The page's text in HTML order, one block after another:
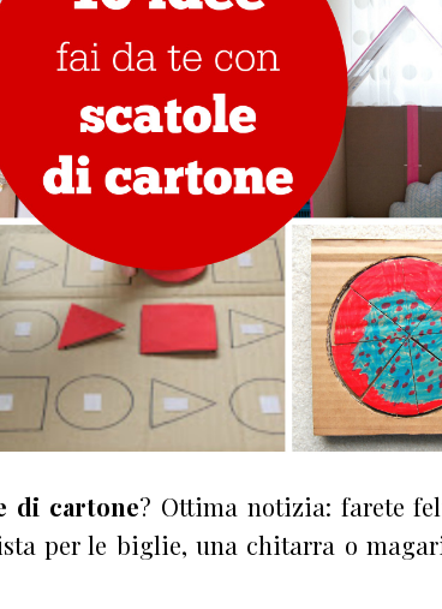
di cartone? Ottima notizia: farete
per le biglie, una chitarra o